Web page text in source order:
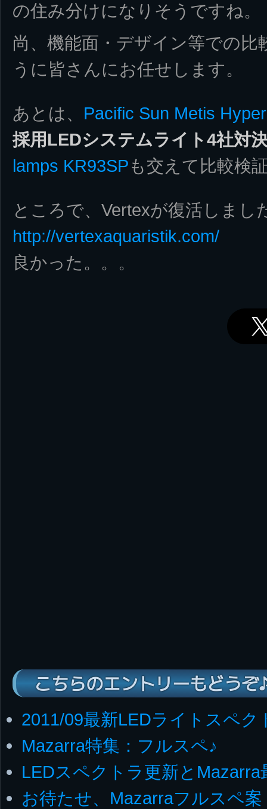
の住み分けになりそうですね。
尚、機能面・デザイン等での
うに皆さんにお任せします。
あとは、 Pacific Sun Metis
採用LEDシステムライト4社対
lamps KR93SPも交えて比較検
ところで、Vertexが復活しまし
http://vertexaquaristik.com/
良かった。。。
こちらのエントリーもどうぞ
2011/09最新LEDライトスペク
Mazarra特集：フルスペ♪
LEDスペクトラ更新とMazarra
お待たせ、Mazarraフルスペ案